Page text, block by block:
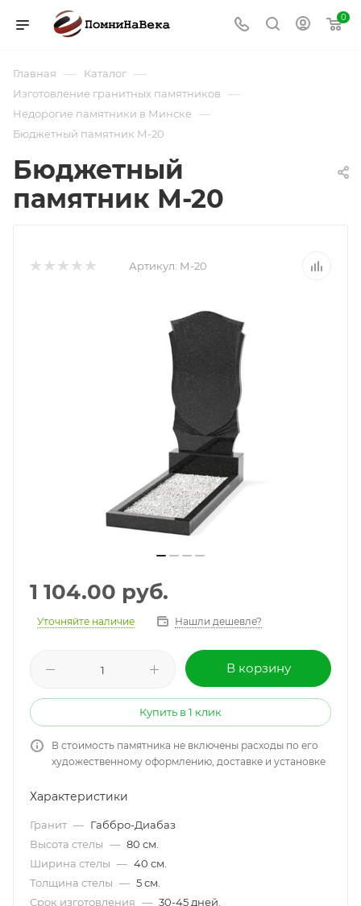
0
Главная — Каталог —
Изготовление гранитных памятников —
Недорогие памятники в Минске —
Бюджетный памятник М-20
Бюджетный
памятник М-20
Артикул: М-20
1 104.00 руб.
Уточняйте наличие Нашли дешевле?
В корзину
Купить в 1 клик
В стоимость памятника не включены расходы по его
художественному оформлению, доставке и установке
Характеристики
Гранит — Габбро-Диабаз
Высота стелы — 80 см.
Ширина стелы — 40 см.
Толщина стелы — 5 см.
Срок изготовления — 30-45 дней.